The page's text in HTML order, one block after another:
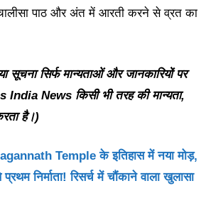
पाठ और अंत में आरती करने से व्रत का
सिर्फ मान्यताओं और जानकारियों पर
News किसी भी तरह की मान्यता,
है।)
Temple के इतिहास में नया मोड़,
प्रथम निर्माता! रिसर्च में चौंकाने वाला खुलासा